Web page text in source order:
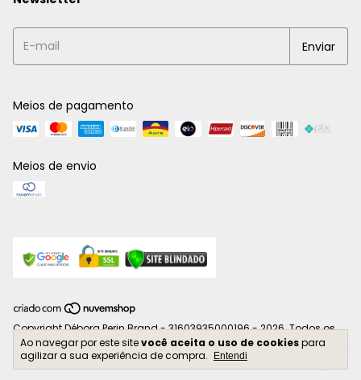
Ao navegar por este sitevocê aceita o uso de cookiespara
agilizar a sua experiência de compra.
Entendi
Meios de pagamento
Meios de envio
Copyright Débora Perin Brand - 31603935000196 - 2026. Todos os
direitos reservados.